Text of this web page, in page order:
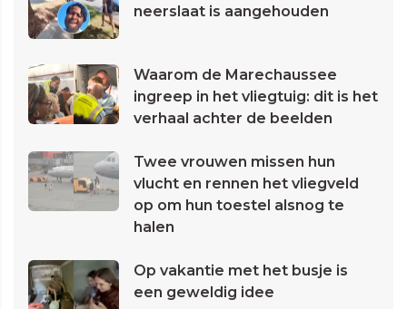
neerslaat is aangehouden
Waarom de Marechaussee
ingreep in het vliegtuig: dit is het
verhaal achter de beelden
Twee vrouwen missen hun
vlucht en rennen het vliegveld
op om hun toestel alsnog te
halen
Op vakantie met het busje is
een geweldig idee